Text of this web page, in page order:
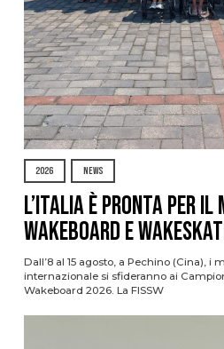
2026 NEWS
L’Italia è pronta per il
Wakeboard e
Dall’8 al 15 agosto, a Pechino (Cina), i
internazionale si sfideranno ai
Wakeboard 2026. La FISSW